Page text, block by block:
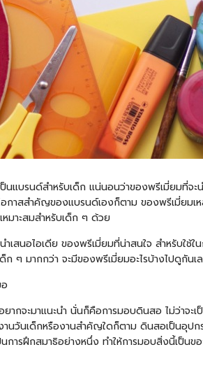
นแบรนด์สำหรับเด็ก แน่นอนว่าของพรีเมี่ยมที่จ
อกาสสำคัญของแบรนด์เองก็ตาม ของพรีเมี่ยม
หมาะสมสำหรับเด็ก ๆ ด้วย
ำเสนอไอเดีย ของพรีเมี่ยมที่น่าสนใจ สำหรับใ
ด็ก ๆ มากกว่า จะมีของพรีเมี่ยมอะไรบ้างไปดูกันเ
ยากจะมาแนะนำ นั่นก็คือการมอบดินสอ ไม่ว่าจะ
านวันเด็กหรืองานสำคัญใดก็ตาม ดินสอเป็นอุป
ป็นการฝึกสมาธิอย่างหนึ่ง ทำให้การมอบสิ่งนี้เป็